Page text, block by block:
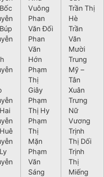
Vuông
Phan
Văn Đối
Phan
Văn
Hớn
Phạm
Thị
Giây
Phạm
Thị Hy
Phạm
Thị
Mặn
Phạm
Văn
Sáng
Trần Thị
Hè
Trần
Văn
Mười
Trung
Mỹ –
Tân
Xuân
Trưng
Nữ
Vương
Trịnh
Thị Dối
Trịnh
Thị
Miếng